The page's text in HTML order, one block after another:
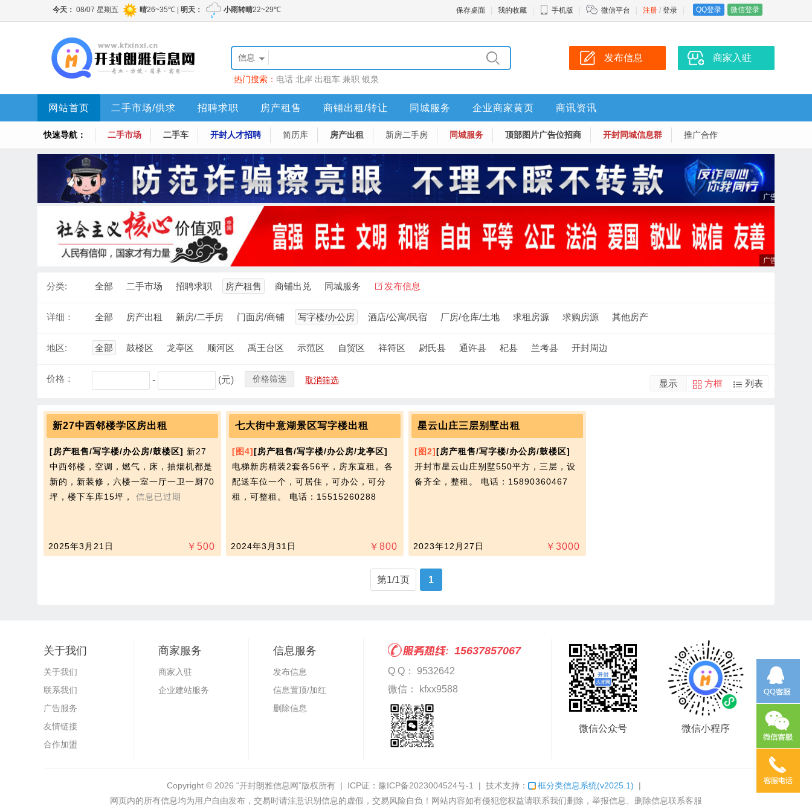
注册 / 登录 QQ登录 微信登录
保存桌面 我的收藏 手机版 微信平台
信息
热门搜索： 电话 北岸 出租车 兼职 银泉
发布信息 商家入驻
网站首页 二手市场/供求 招聘求职 房产租售 商铺出租/转让 同城服务 企业商家黄页 商讯资讯
快速导航： 二手市场 二手车 开封人才招聘 简历库 房产出租 新房二手房 同城服务 顶部图片广告位招商 开封同城信息群 推广合作
分类: 全部 二手市场 招聘求职 房产租售 商铺出兑 同城服务 发布信息
详细： 全部 房产出租 新房/二手房 门面房/商铺 写字楼/办公房 酒店/公寓/民宿 厂房/仓库/土地 求租房源 求购房源 其他房产
地区: 全部 鼓楼区 龙亭区 顺河区 禹王台区 示范区 自贸区 祥符区 尉氏县 通许县 杞县 兰考县 开封周边
价格： - (元) 价格筛选 取消筛选 显示 方框 列表
新27中西邻楼学区房出租
[房产租售/写字楼/办公房/鼓楼区] 新27
中西邻楼，空调，燃气，床，抽烟机都是
新的，新装修，六楼一室一厅一卫一厨70
坪，楼下车库15坪， 信息已过期
￥ 500
2025年3月21日
七大街中意湖景区写字楼出租
[图4][房产租售/写字楼/办公房/龙亭区]
电梯新房精装2套各56平，房东直租。各
配送车位一个，可居住，可办公，可分
租，可整租。 电话：15515260288
￥ 800
2024年3月31日
星云山庄三层别墅出租
[图2][房产租售/写字楼/办公房/鼓楼区]
开封市星云山庄别墅550平方，三层，设
备齐全，整租。 电话：15890360467
￥ 3000
2023年12月27日
第1/1页 1
关于我们
关于我们
联系我们
广告服务
友情链接
合作加盟
商家服务
商家入驻
企业建站服务
信息服务
发布信息
信息置顶/加红
删除信息
15637857067
Q Q： 9532642
微信： kfxx9588
微信公众号 微信小程序
Copyright © 2026 “开封朗雅信息网”版权所有 | ICP证： 豫ICP备2023004524号-1 | 技术支持： 框分类信息系统(v2025.1) |
网页内的所有信息均为用户自由发布，交易时请注意识别信息的虚假，交易风险自负！网站内容如有侵犯您权益请联系我们删除，举报信息、删除信息联系客服